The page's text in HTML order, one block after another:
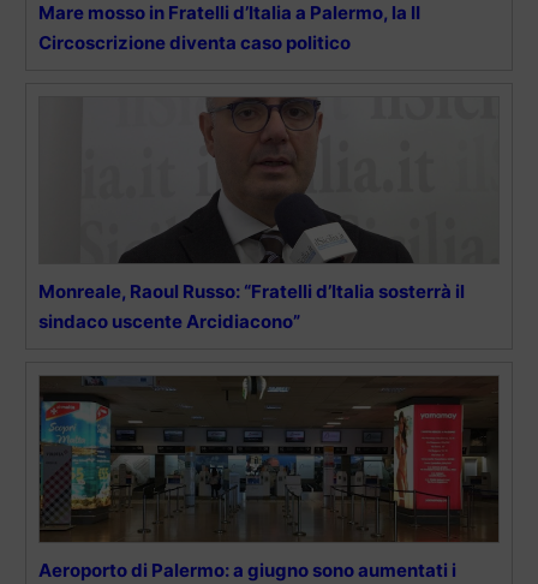
Mare mosso in Fratelli d’Italia a Palermo, la II
Circoscrizione diventa caso politico
Monreale, Raoul Russo: “Fratelli d’Italia sosterrà il
sindaco uscente Arcidiacono”
Aeroporto di Palermo: a giugno sono aumentati i